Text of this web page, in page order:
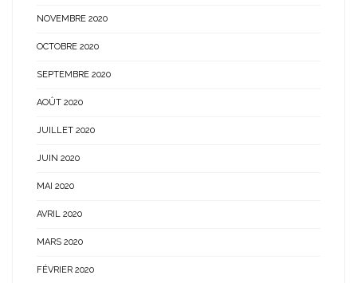
NOVEMBRE 2020
OCTOBRE 2020
SEPTEMBRE 2020
AOÛT 2020
JUILLET 2020
JUIN 2020
MAI 2020
AVRIL 2020
MARS 2020
FÉVRIER 2020